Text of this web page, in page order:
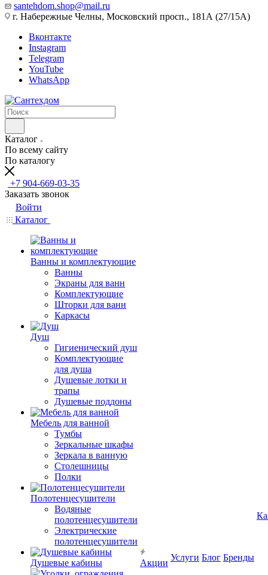
santehdom.shop@mail.ru
г. Набережные Челны, Московский просп., 181А (27/15А)
Вконтакте
Instagram
Telegram
YouTube
WhatsApp
Каталог
По всему сайту
По каталогу
+7 904-669-03-35
Заказать звонок
Войти
Каталог
Ванны и комплектующие
Ванны
Экраны для ванн
Комплектующие
Шторки для ванн
Каркасы
Душ
Гигиенический душ
Комплектующие
для душа
Душевые лотки и
трапы
Душевые поддоны
Мебель для ванной
Тумбы
Зеркальные шкафы
Зеркала в ванную
Столешницы
Полки
Полотенцесушители
Водяные
полотенцесушители
Электрические
полотенцесушители
Душевые кабины Акции
Услуги Блог Бренды